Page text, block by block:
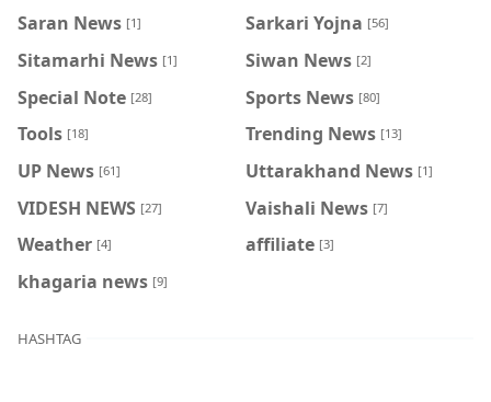
Saran News [1] Sarkari Yojna [56]
Sitamarhi News [1] Siwan News [2]
Special Note [28] Sports News [80]
Tools [18] Trending News [13]
UP News [61] Uttarakhand News [1]
VIDESH NEWS [27] Vaishali News [7]
Weather [4] affiliate [3]
khagaria news [9]
HASHTAG